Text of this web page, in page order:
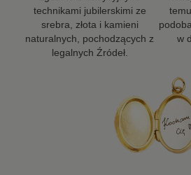
technikami jubilerskimi ze
srebra, złota i kamieni
naturalnych, pochodzących z
legalnych Źródeł.
w